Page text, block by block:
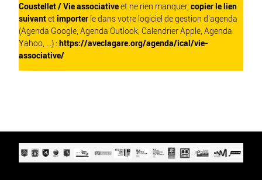
Coustellet / Vie associativeet ne rien manquer, copier le lien
suivantet importer le dans votre logiciel de gestion d'agenda
(Agenda Google, Agenda Outlook, Calendrier Apple, Agenda
Yahoo, ...) : https://aveclagare.org/agenda/ical/vie-
associative/